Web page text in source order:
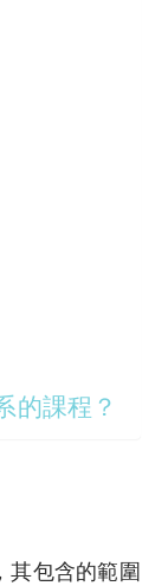
的課程？
其包含的範圍